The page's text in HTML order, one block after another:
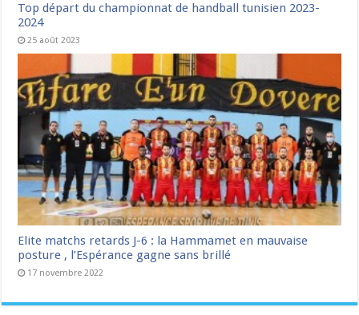
Top départ du championnat de handball tunisien 2023-
2024
25 août 2023
Elite matchs retards J-6 : la Hammamet en mauvaise
posture , l’Espérance gagne sans brillé
17 novembre 2022